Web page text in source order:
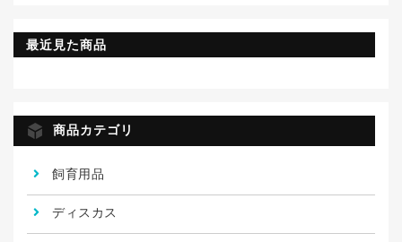
最近見た商品
商品カテゴリ
飼育用品
ディスカス